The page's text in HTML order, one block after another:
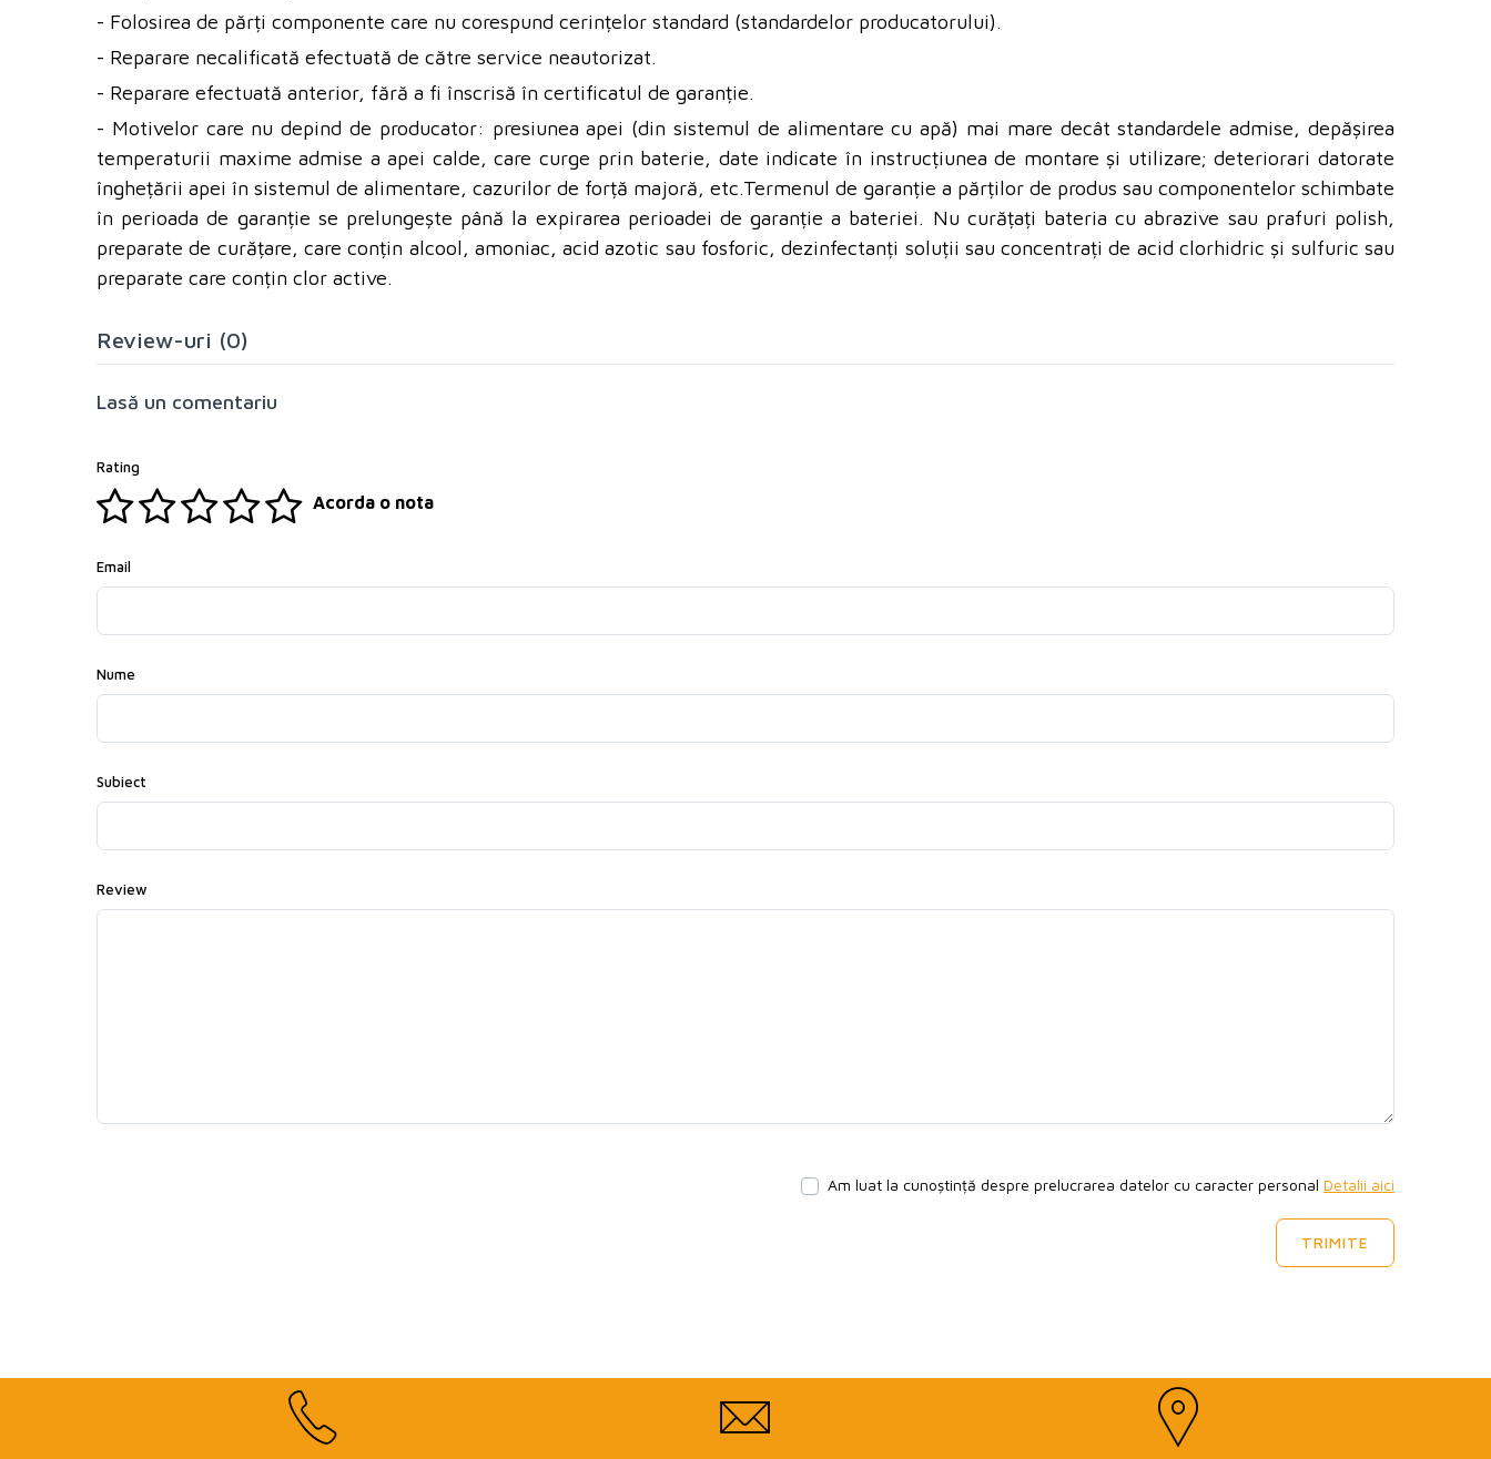
- Folosirea de părți componente care nu corespund cerințelor standard (standardelor producatorului).
- Reparare necalificată efectuată de către service neautorizat.
- Reparare efectuată anterior, fără a fi înscrisă în certificatul de garanție.
- Motivelor care nu depind de producator: presiunea apei (din sistemul de alimentare cu apă) mai mare decât standardele admise, depășirea
temperaturii maxime admise a apei calde, care curge prin baterie, date indicate în instrucțiunea de montare și utilizare; deteriorari datorate
înghețării apei în sistemul de alimentare, cazurilor de forță majoră, etc.Termenul de garanție a părților de produs sau componentelor schimbate
în perioada de garanție se prelungește până la expirarea perioadei de garanție a bateriei. Nu curățați bateria cu abrazive sau prafuri polish,
preparate de curățare, care conțin alcool, amoniac, acid azotic sau fosforic, dezinfectanți soluții sau concentrați de acid clorhidric și sulfuric sau
preparate care conțin clor active.
Review-uri (0)
Lasă un comentariu
Rating
Acorda o nota
Email
Nume
Subiect
Review
Am luat la cunoștință despre prelucrarea datelor cu caracter personal Detalii aici
TRIMITE